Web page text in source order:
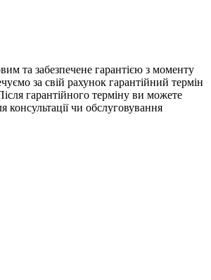
та забезпечене гарантією з моменту
за свій рахунок гарантійний термін
гарантійного терміну ви можете
консультації чи обслуговування